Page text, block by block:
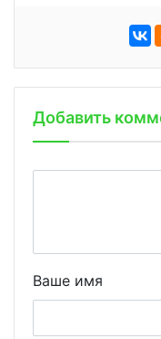
Добавить
Ваше имя